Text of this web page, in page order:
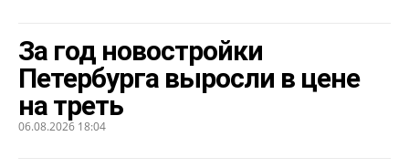
За год новостройки
Петербурга выросли в цене
на треть
06.08.2026 18:04